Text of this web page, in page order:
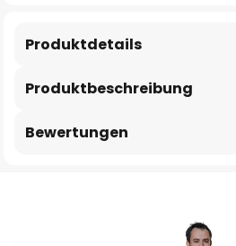
Produktbeschreibung
Produktdetails
Bewertungen